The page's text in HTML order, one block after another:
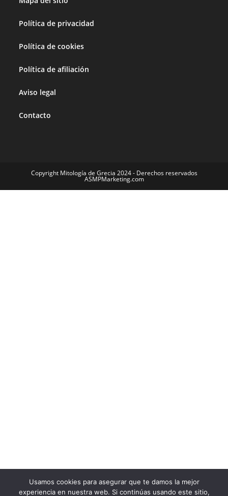
Política de privacidad
Política de cookies
Política de afiliación
Aviso legal
Contacto
Copyright Mitología de Grecia 2024 - Derechos reservados
ASMPMarketing.com
Usamos cookies para asegurar que te damos la mejor
experiencia en nuestra web. Si continúas usando este sitio,